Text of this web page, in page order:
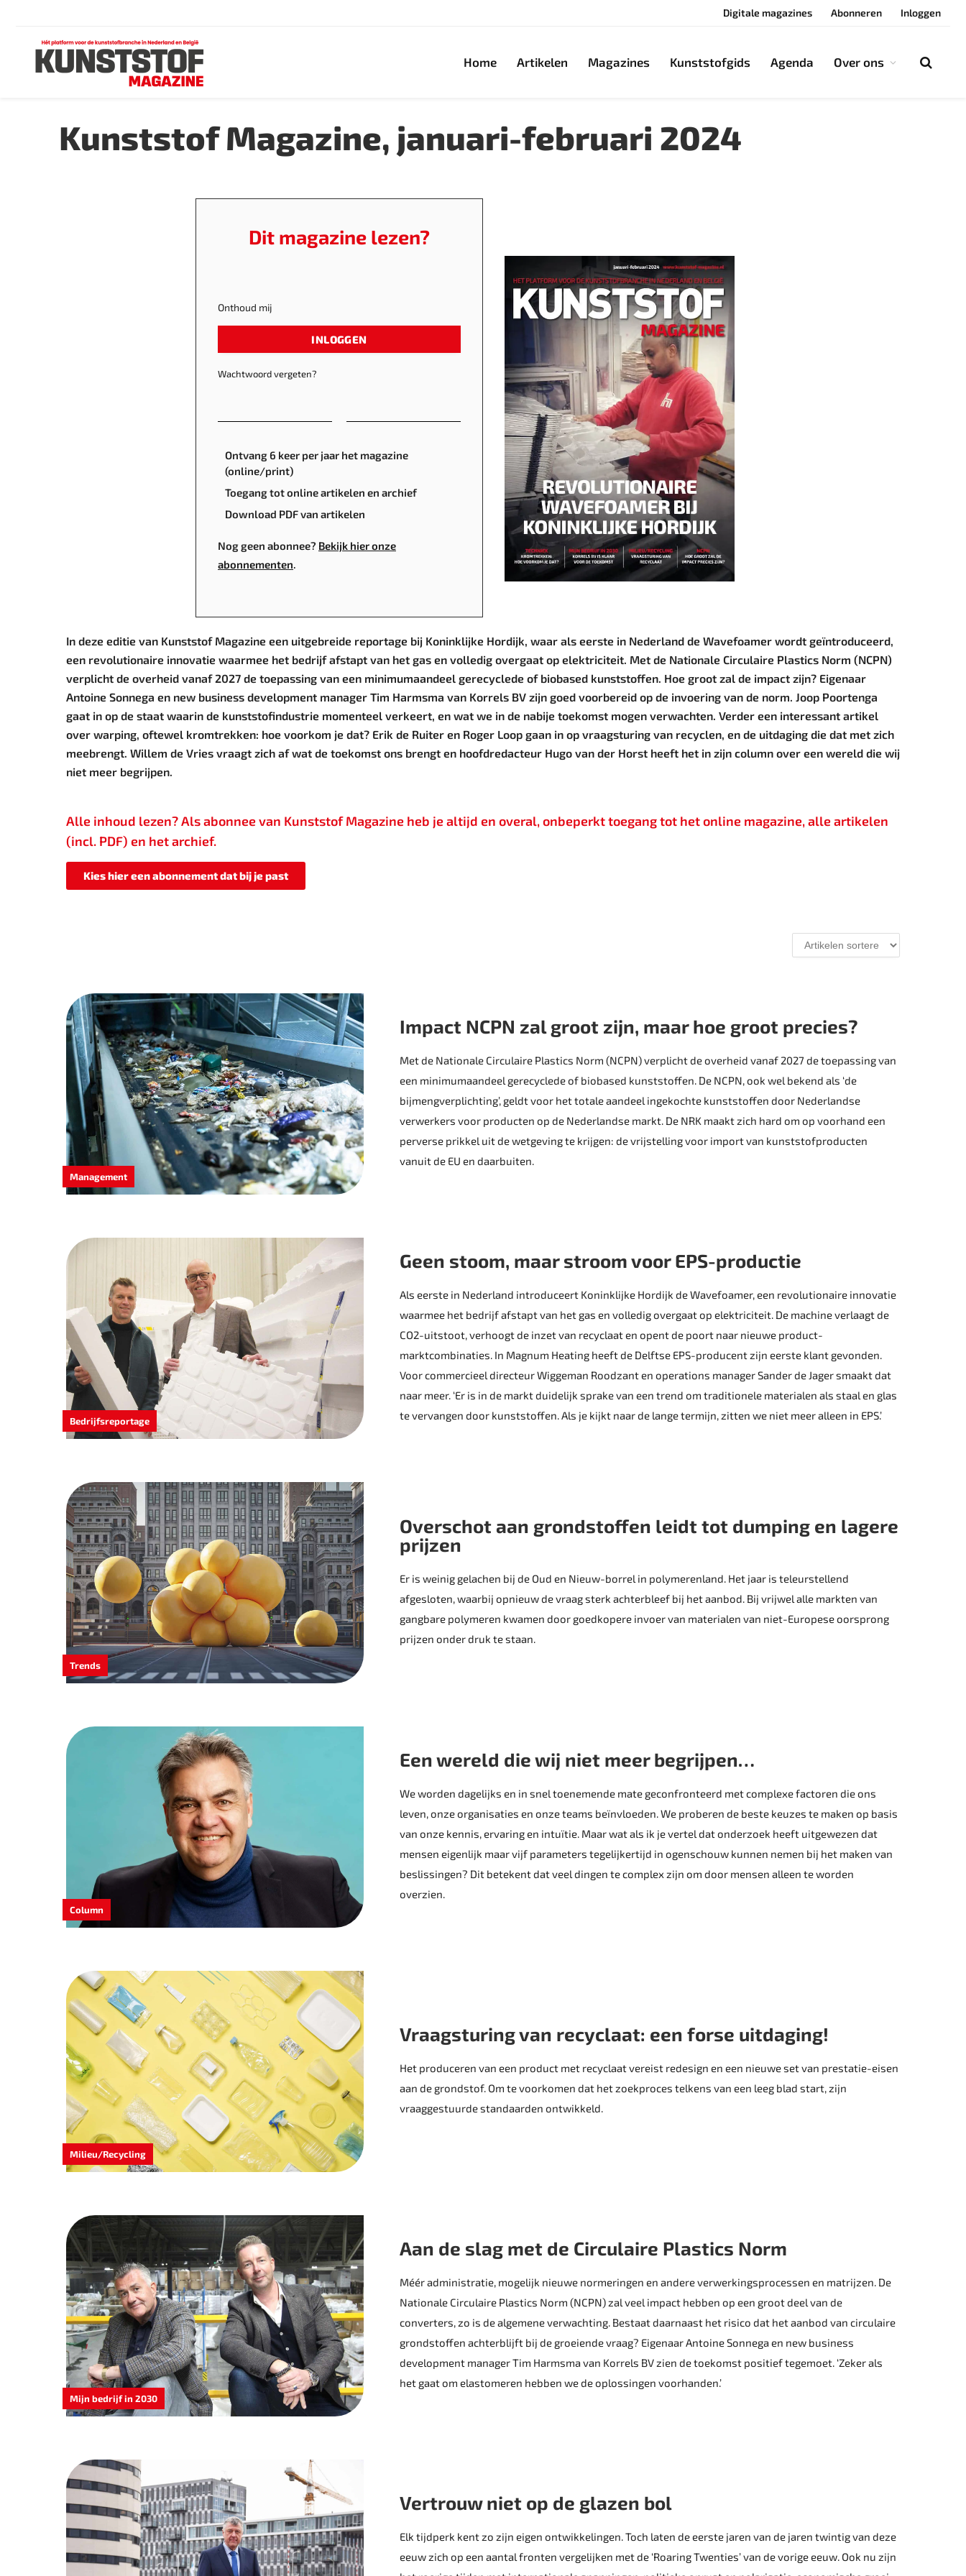
Digitale magazines Abonneren Inloggen
Home Artikelen Magazines Kunststofgids Agenda Over ons
Kunststof Magazine, januari-februari 2024
Dit magazine lezen?
Onthoud mij
INLOGGEN
Wachtwoord vergeten?
Ontvang 6 keer per jaar het magazine
(online/print)
Toegang tot online artikelen en archief
Download PDF van artikelen
Nog geen abonnee? Bekijk hier onze
abonnementen.
In deze editie van Kunststof Magazine een uitgebreide reportage bij Koninklijke Hordijk, waar als eerste in Nederland de Wavefoamer wordt geïntroduceerd,
een revolutionaire innovatie waarmee het bedrijf afstapt van het gas en volledig overgaat op elektriciteit. Met de Nationale Circulaire Plastics Norm (NCPN)
verplicht de overheid vanaf 2027 de toepassing van een minimumaandeel gerecyclede of biobased kunststoffen. Hoe groot zal de impact zijn? Eigenaar
Antoine Sonnega en new business development manager Tim Harmsma van Korrels BV zijn goed voorbereid op de invoering van de norm. Joop Poortenga
gaat in op de staat waarin de kunststofindustrie momenteel verkeert, en wat we in de nabije toekomst mogen verwachten. Verder een interessant artikel
over warping, oftewel kromtrekken: hoe voorkom je dat? Erik de Ruiter en Roger Loop gaan in op vraagsturing van recyclen, en de uitdaging die dat met zich
meebrengt. Willem de Vries vraagt zich af wat de toekomst ons brengt en hoofdredacteur Hugo van der Horst heeft het in zijn column over een wereld die wij
niet meer begrijpen.
Alle inhoud lezen? Als abonnee van Kunststof Magazine heb je altijd en overal, onbeperkt toegang tot het online magazine, alle artikelen
(incl. PDF) en het archief.
Kies hier een abonnement dat bij je past
Management
Impact NCPN zal groot zijn, maar hoe groot precies?
Met de Nationale Circulaire Plastics Norm (NCPN) verplicht de overheid vanaf 2027 de toepassing van
een minimumaandeel gerecyclede of biobased kunststoffen. De NCPN, ook wel bekend als ‘de
bijmengverplichting’, geldt voor het totale aandeel ingekochte kunststoffen door Nederlandse
verwerkers voor producten op de ­Nederlandse markt. De NRK maakt zich hard om op voorhand een
perverse prikkel uit de wetgeving te krijgen: de vrijstelling voor import van kunststofproducten
vanuit de EU en daarbuiten.
Bedrijfsreportage
Geen stoom, maar stroom voor EPS-productie
Als eerste in Nederland introduceert Koninklijke Hordijk de Wavefoamer, een revolutionaire innovatie
waarmee het bedrijf afstapt van het gas en volledig overgaat op elektriciteit. De machine verlaagt de
CO2-uitstoot, verhoogt de inzet van recyclaat en opent de poort naar nieuwe product-
marktcombinaties. In Magnum Heating heeft de Delftse EPS-producent zijn eerste klant gevonden.
Voor commercieel directeur Wiggeman Roodzant en operations manager Sander de Jager smaakt dat
naar meer. ‘Er is in de markt duidelijk sprake van een trend om traditionele materialen als staal en glas
te vervangen door kunststoffen. Als je kijkt naar de lange termijn, zitten we niet meer alleen in EPS.’
Trends
Overschot aan grondstoffen leidt tot dumping en lagere
prijzen
Er is weinig gelachen bij de Oud en Nieuw-borrel in polymerenland. Het jaar is teleurstellend
afgesloten, waarbij opnieuw de vraag sterk achterbleef bij het aanbod. Bij vrijwel alle markten van
gangbare polymeren kwamen door goedkopere invoer van materialen van niet-Europese oorsprong
prijzen onder druk te staan.
Column
Een wereld die wij niet meer begrijpen…
We worden dagelijks en in snel toenemende mate geconfronteerd met complexe factoren die ons
leven, onze organisaties en onze teams beïnvloeden. We proberen de beste keuzes te maken op basis
van onze kennis, ervaring en intuïtie. Maar wat als ik je vertel dat onderzoek heeft uitgewezen dat
mensen eigenlijk maar vijf parameters tegelijkertijd in ogenschouw kunnen nemen bij het maken van
beslissingen? Dit ­betekent dat veel dingen te complex zijn om door mensen alleen te worden
overzien.
Milieu/Recycling
Vraagsturing van recyclaat: een forse uitdaging!
Het produceren van een product met recyclaat vereist redesign en een nieuwe set van prestatie-eisen
aan de grondstof. Om te voorkomen dat het zoekproces telkens van een leeg blad start, zijn
vraaggestuurde standaarden ontwikkeld.
Mijn bedrijf in 2030
Aan de slag met de ­Circulaire Plastics Norm
Méér administratie, mogelijk nieuwe normeringen en andere verwerkingsprocessen en matrijzen. De
Nationale Circulaire Plastics Norm (NCPN) zal veel impact hebben op een groot deel van de
converters, zo is de ­algemene verwachting. Bestaat daarnaast het risico dat het aanbod van circulaire
grondstoffen achterblijft bij de ­groeiende vraag? Eigenaar Antoine Sonnega en new business
development manager Tim Harmsma van Korrels BV zien de toekomst positief tegemoet. ‘Zeker als
het gaat om elastomeren hebben we de oplossingen voorhanden.’
Vertrouw niet op de glazen bol
Elk tijdperk kent zo zijn eigen ontwikkelingen. Toch laten de eerste jaren van de jaren twintig van deze
eeuw zich op een aantal fronten vergelijken met de ‘Roaring Twenties’ van de vorige eeuw. Ook nu zijn